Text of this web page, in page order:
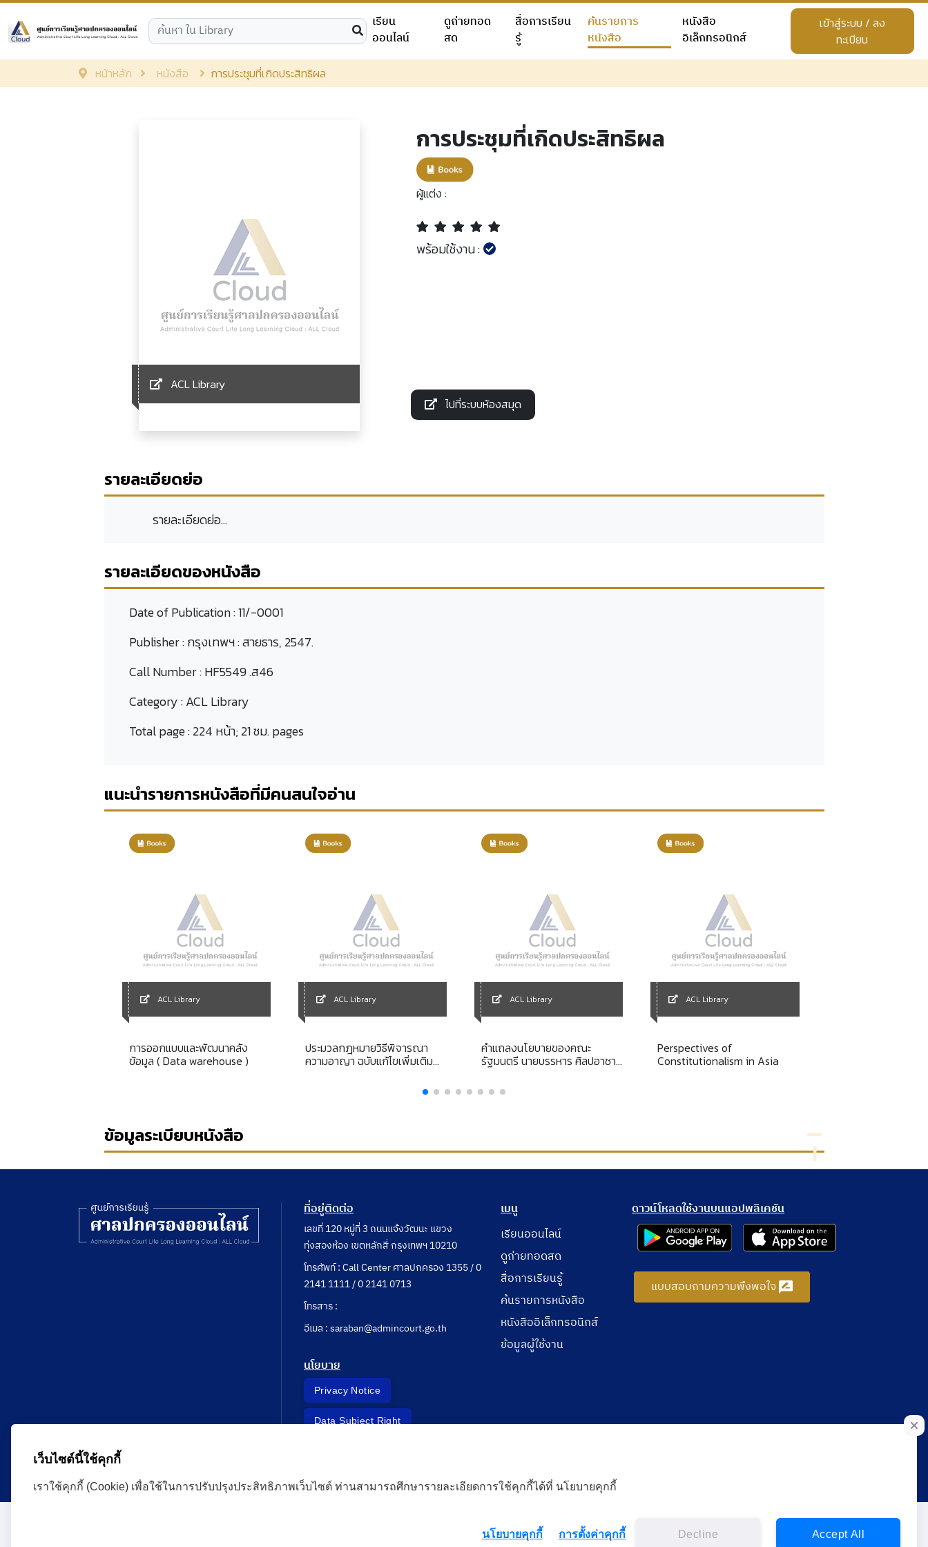
เรียน
ออนไลน์
ดูถ่ายทอด
สด
สื่อการเรียน
รู้
ค้นรายการ
หนังสือ
หนังสือ
อิเล็กทรอนิกส์
เข้าสู่ระบบ / ลง
ทะเบียน
หน้าหลัก หนังสือ การประชุมที่เกิดประสิทธิผล
ACL Library
การประชุมที่เกิดประสิทธิผล
ผู้แต่ง :
พร้อมใช้งาน :
ไปที่ระบบห้องสมุด
รายละเอียดย่อ
รายละเอียดย่อ...
รายละเอียดของหนังสือ
Date of Publication :11/-0001
Publisher :กรุงเทพฯ : สายธาร, 2547.
Call Number :HF5549 .ส46
Category :ACL Library
Total page :224 หน้า; 21 ซม. pages
แนะนำรายการหนังสือที่มีคนสนใจอ่าน
ACL Library
การออกแบบและพัฒนาคลัง
ข้อมูล ( Data warehouse )
ACL Library
ประมวลกฎหมายวิธีพิจารณา
ความอาญา ฉบับแก้ไขเพิ่มเติม
บัญญัติจัดตั้งศาลแขวงและวิธี
พิจารณาคดีอาญาในศาลแขวง
พ.ศ. 2551 (ฉบับแก้ไขเพิ่มเติมใหม่
ล่าสุ
ACL Library
คำแถลงนโยบายของคณะ
รัฐมนตรี นายบรรหาร ศิลปอาชา
วันพุธที่ 26 กรกฎาคม 2538
ACL Library
Perspectives of
Constitutionalism in Asia
ข้อมูลระเบียบหนังสือ
ที่อยู่ติดต่อ
เลขที่ 120 หมู่ที่ 3 ถนนแจ้งวัฒนะ แขวง
ทุ่งสองห้อง เขตหลักสี่ กรุงเทพฯ 10210
โทรศัพท์ : Call Center ศาลปกครอง 1355 / 0
2141 1111 / 0 2141 0713
โทรสาร :
อีเมล : saraban@admincourt.go.th
นโยบาย
Privacy Notice
Data Subject Right
เมนู
เรียนออนไลน์
ดูถ่ายทอดสด
สื่อการเรียนรู้
ค้นรายการหนังสือ
หนังสืออิเล็กทรอนิกส์
ข้อมูลผู้ใช้งาน
ดาวน์โหลดใช้งานบนแอปพลิเคชัน
แบบสอบถามความพึงพอใจ
เว็บไซต์นี้ใช้คุกกี้
เราใช้คุกกี้ (Cookie) เพื่อใช้ในการปรับปรุงประสิทธิภาพเว็บไซต์ ท่านสามารถศึกษารายละเอียดการใช้คุกกี้ได้ที่ นโยบายคุกกี้
นโยบายคุกกี้ การตั้งค่าคุกกี้ Decline Accept All